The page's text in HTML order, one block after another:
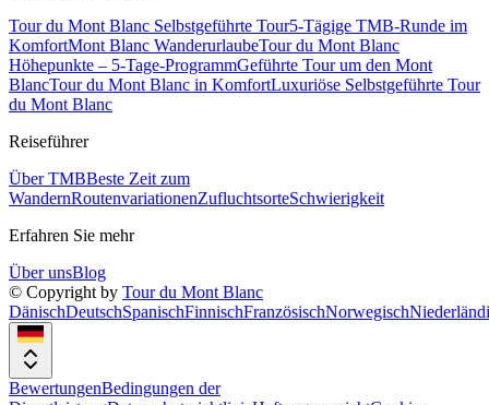
Tour du Mont Blanc Selbstgeführte Tour5-Tägige TMB-Runde im
KomfortMont Blanc WanderurlaubeTour du Mont Blanc
Höhepunkte – 5-Tage-ProgrammGeführte Tour um den Mont
BlancTour du Mont Blanc in KomfortLuxuriöse Selbstgeführte Tour
du Mont Blanc
Reiseführer
Über TMBBeste Zeit zum
WandernRoutenvariationenZufluchtsorteSchwierigkeit
Erfahren Sie mehr
Über unsBlog
© Copyright by Tour du Mont Blanc
DänischDeutschSpanischFinnischFranzösischNorwegisch
BewertungenBedingungen der